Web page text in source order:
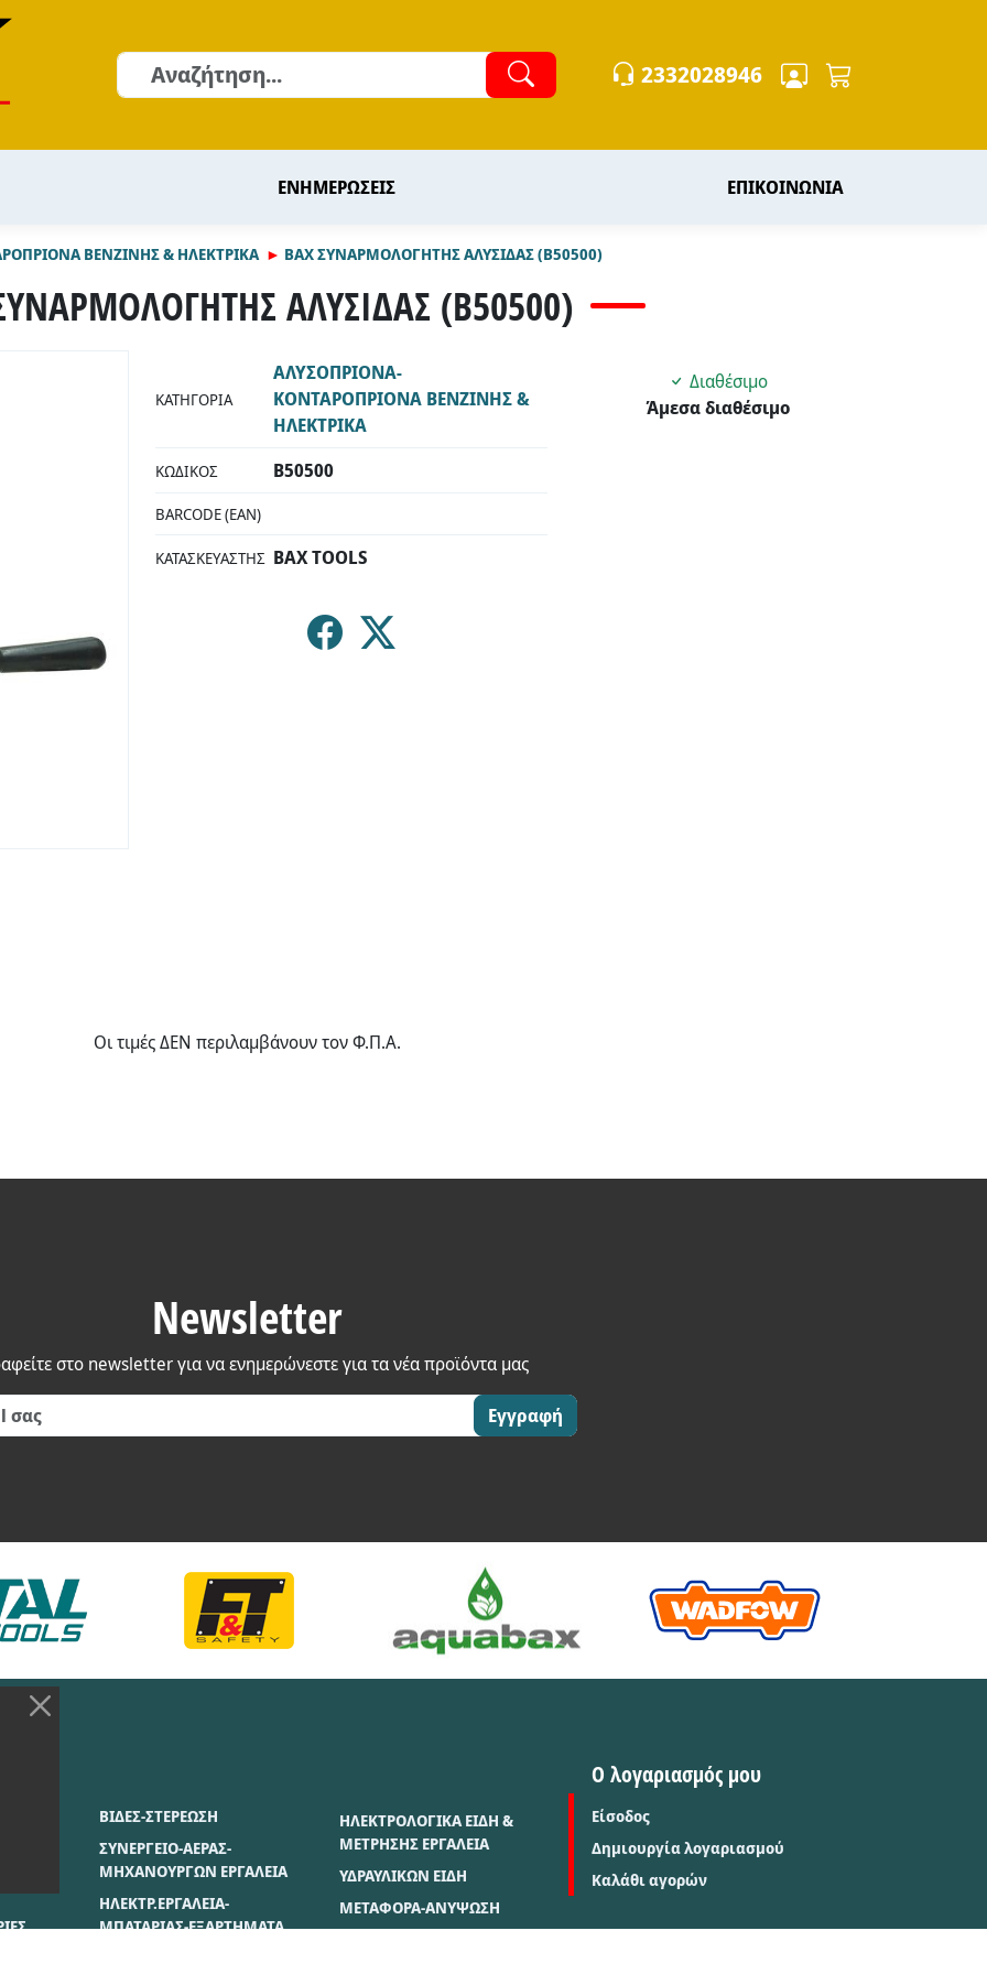
2332028946
ΕΝΗΜΕΡΩΣΕΙΣ ΕΠΙΚΟΙΝΩΝΙΑ
ΒΕΝΖΙΝΗΣ & ΗΛΕΚΤΡΙΚΑ BAX ΣΥΝΑΡΜΟΛΟΓΗΤΗΣ ΑΛΥΣΙΔΑΣ (B50500)
ΑΛΥΣΙΔΑΣ (B50500)
ΚΑΤΗΓΟΡΊΑ
ΑΛΥΣΟΠΡΙΟΝΑ-
ΚΟΝΤΑΡΟΠΡΙΟΝΑ ΒΕΝΖΙΝΗΣ &
ΗΛΕΚΤΡΙΚΑ
ΚΩΔΙΚΌΣ B50500
BARCODE (EAN)
ΚΑΤΑΣΚΕΥΑΣΤΉΣ BAX TOOLS
Διαθέσιμο
Άμεσα διαθέσιμο
Οι τιμές ΔΕΝ περιλαμβάνουν τον Φ.Π.Α.
Newsletter
στο newsletter για να ενημερώνεστε για τα νέα προϊόντα μας
Εγγραφή
ΒΙΔΕΣ-ΣΤΕΡΕΩΣΗ
ΣΥΝΕΡΓΕΙΟ-ΑΕΡΑΣ-
ΜΗΧΑΝΟΥΡΓΩΝ ΕΡΓΑΛΕΙΑ
ΗΛΕΚΤΡ.ΕΡΓΑΛΕΙΑ-
ΜΠΑΤΑΡΙΑΣ-ΕΞΑΡΤΗΜΑΤΑ
ΗΛΕΚΤΡΟΛΟΓΙΚΑ ΕΙΔΗ &
ΜΕΤΡΗΣΗΣ ΕΡΓΑΛΕΙΑ
ΥΔΡΑΥΛΙΚΩΝ ΕΙΔΗ
ΜΕΤΑΦΟΡΑ-ΑΝΥΨΩΣΗ
Ο λογαριασμός μου
Είσοδος
Δημιουργία λογαριασμού
Καλάθι αγορών